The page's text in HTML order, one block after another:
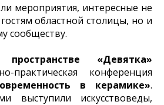
мероприятия, интересные не
областной столицы, но и
сообществу.
«Девятка»
практическая конференция
в керамике».
выступили искусствоведы,